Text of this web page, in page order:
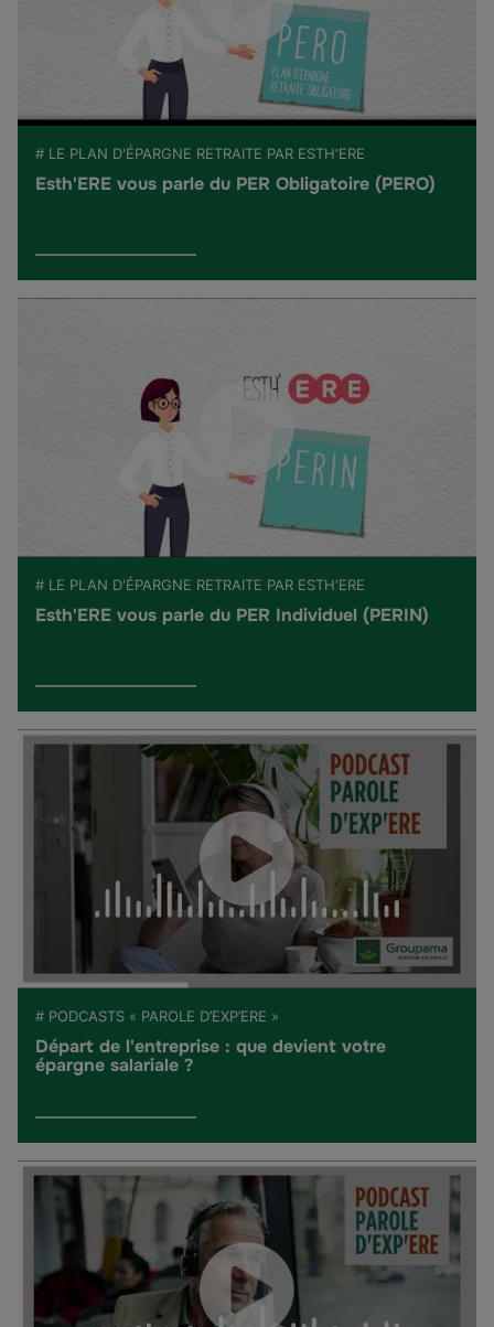
# LE PLAN D'ÉPARGNE RETRAITE PAR ESTH'ERE
Esth'ERE vous parle du PER Obligatoire (PERO)
# LE PLAN D'ÉPARGNE RETRAITE PAR ESTH'ERE
Esth'ERE vous parle du PER Individuel (PERIN)
# PODCASTS « PAROLE D’EXP’ERE »
Départ de l'entreprise : que devient votre
épargne salariale ?